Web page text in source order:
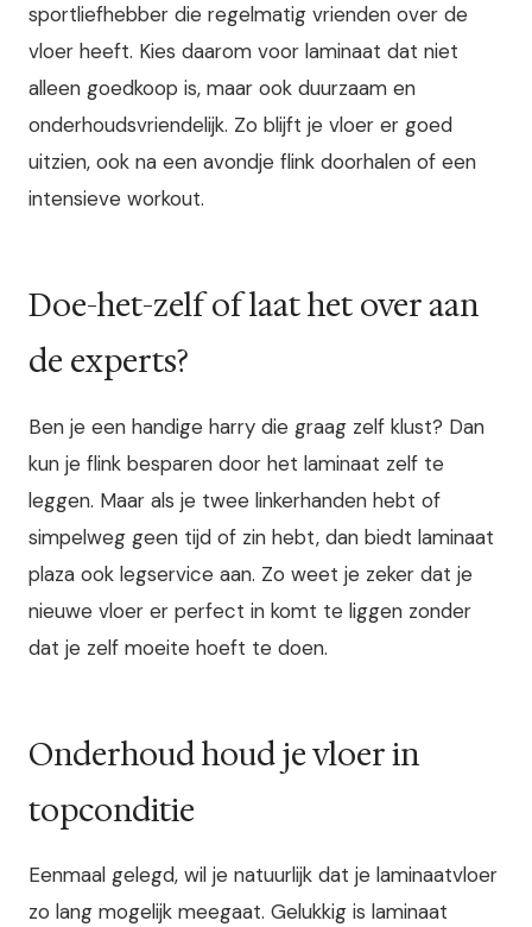
sportliefhebber die regelmatig vrienden over de
vloer heeft. Kies daarom voor laminaat dat niet
alleen goedkoop is, maar ook duurzaam en
onderhoudsvriendelijk. Zo blijft je vloer er goed
uitzien, ook na een avondje flink doorhalen of een
intensieve workout.
Doe-het-zelf of laat het over aan
de experts?
Ben je een handige harry die graag zelf klust? Dan
kun je flink besparen door het laminaat zelf te
leggen. Maar als je twee linkerhanden hebt of
simpelweg geen tijd of zin hebt, dan biedt laminaat
plaza ook legservice aan. Zo weet je zeker dat je
nieuwe vloer er perfect in komt te liggen zonder
dat je zelf moeite hoeft te doen.
Onderhoud houd je vloer in
topconditie
Eenmaal gelegd, wil je natuurlijk dat je laminaatvloer
zo lang mogelijk meegaat. Gelukkig is laminaat